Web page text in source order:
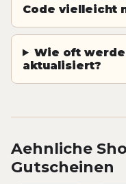
Code vielleicht
Wie oft
aktualisiert?
Aehnliche
Gutscheinen